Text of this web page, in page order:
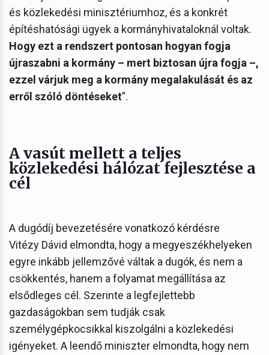
és közlekedési minisztériumhoz, és a konkrét
építéshatósági ügyek a kormányhivataloknál voltak.
Hogy ezt a rendszert pontosan hogyan fogja
újraszabni a kormány – mert biztosan újra fogja –,
ezzel várjuk meg a kormány megalakulását és az
erről szóló döntéseket”.
A vasút mellett a teljes
közlekedési hálózat fejlesztése a
cél
A dugódíj bevezetésére vonatkozó kérdésre
Vitézy Dávid elmondta, hogy a megyeszékhelyeken
egyre inkább jellemzővé váltak a dugók, és nem a
csökkentés, hanem a folyamat megállítása az
elsődleges cél. Szerinte a legfejlettebb
gazdaságokban sem tudják csak
személygépkocsikkal kiszolgálni a közlekedési
igényeket. A leendő miniszter elmondta, hogy nem